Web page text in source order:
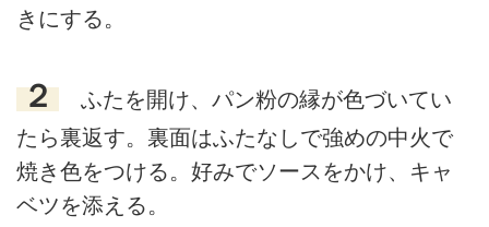
きにする。
２
ふたを開け、パン粉の縁が色づいてい
たら裏返す。裏面はふたなしで強めの中火で
焼き色をつける。好みでソースをかけ、キャ
ベツを添える。